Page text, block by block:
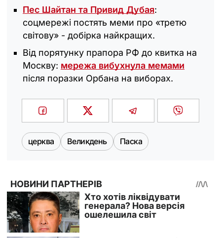
Пес Шайтан та Привид Дубая:
соцмережі постять меми про «третю
світову» - добірка найкращих.
Від порятунку прапора РФ до квитка на
Москву: мережа вибухнула мемами
після поразки Орбана на виборах.
церква Великдень Паска